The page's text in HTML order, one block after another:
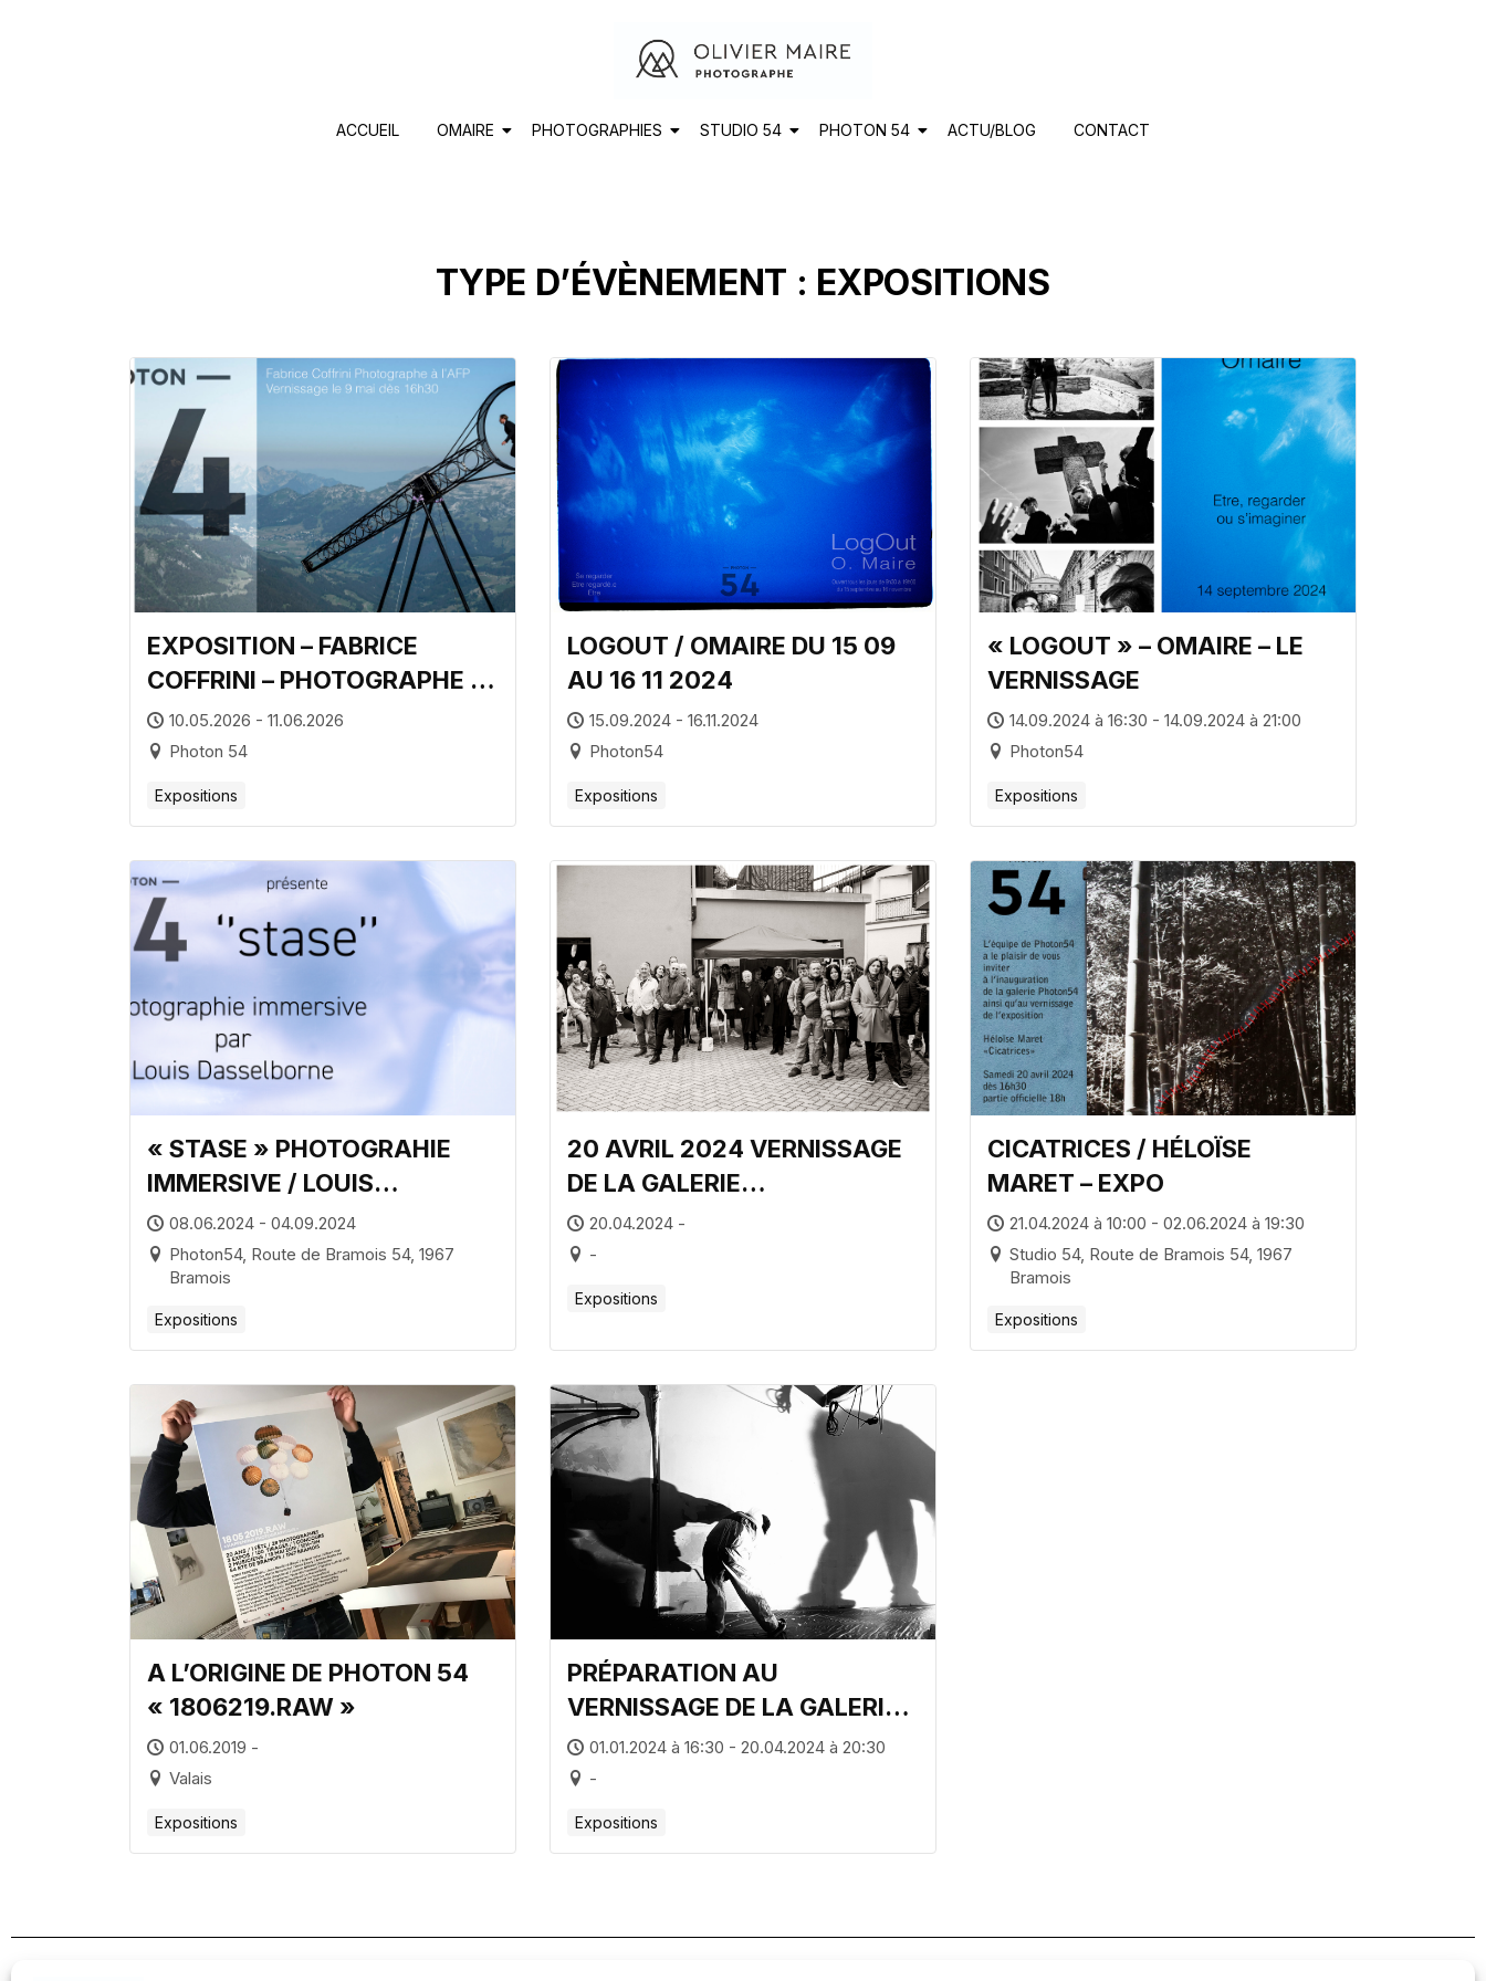
ACCUEIL OMAIRE PHOTOGRAPHIES STUDIO 54 PHOTON 54 ACTU/BLOG CONTACT
TYPE D’ÉVÈNEMENT : EXPOSITIONS
EXPOSITION – FABRICE
COFFRINI – PHOTOGRAPHE À
L’AFP
10.05.2026 - 11.06.2026
Photon 54
Expositions
LOGOUT / OMAIRE DU 15 09
AU 16 11 2024
15.09.2024 - 16.11.2024
Photon54
Expositions
« LOGOUT » – OMAIRE – LE
VERNISSAGE
14.09.2024 à 16:30 - 14.09.2024 à 21:00
Photon54
Expositions
« STASE » PHOTOGRAHIE
IMMERSIVE / LOUIS
DASSELBORNE – EXPOSITION
DU 9 JUIN AU 4 SEPTEMBRE.
08.06.2024 - 04.09.2024
Photon54, Route de Bramois 54, 1967
Bramois
Expositions
20 AVRIL 2024 VERNISSAGE
DE LA GALERIE
« PHOTON54 » ET DE L’EXPO
« CICATRICES » D’HÉLOÏSE
MARET
20.04.2024 -
-
Expositions
CICATRICES / HÉLOÏSE
MARET – EXPO
21.04.2024 à 10:00 - 02.06.2024 à 19:30
Studio 54, Route de Bramois 54, 1967
Bramois
Expositions
A L’ORIGINE DE PHOTON 54
« 1806219.RAW »
01.06.2019 -
Valais
Expositions
PRÉPARATION AU
VERNISSAGE DE LA GALERIE
PHOTON54. PREMIÈRE EXPO
CICATRICES/ HÉLOÏSE MARET
01.01.2024 à 16:30 - 20.04.2024 à 20:30
-
Expositions